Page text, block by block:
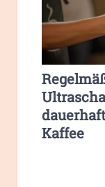
Kaffee